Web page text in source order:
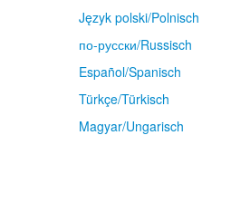
Język polski/Polnisch
по-русски/Russisch
Español/Spanisch
Türkçe/Türkisch
Magyar/Ungarisch